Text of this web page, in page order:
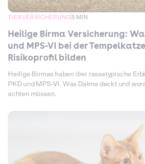
TIERVERSICHERUNG 5 MIN
Heilige Birma Versicherung:
und MPS-VI bei der
Risikoprofil bilden
Heilige Birmas haben drei rassetypische
PKD und MPS-VI. Was Dalma deckt und
achten müssen.